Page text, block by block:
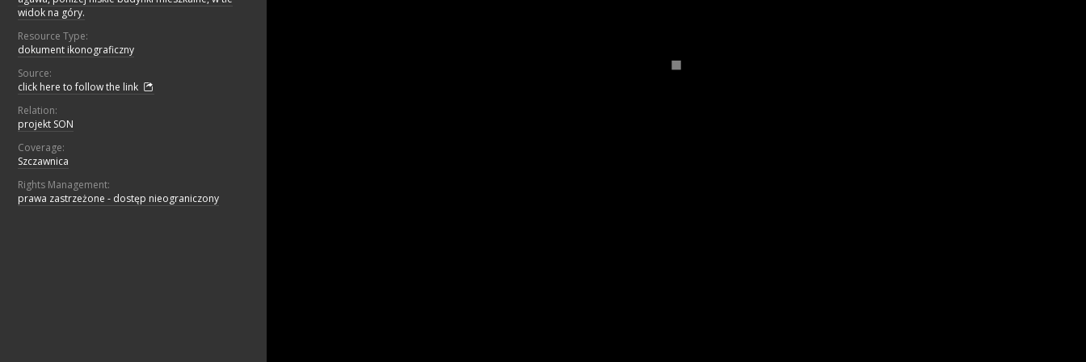
widok na góry.
Resource Type:
dokument ikonograficzny
Source:
click here to follow the link
Relation:
projekt SON
Coverage:
Szczawnica
Rights Management:
prawa zastrzeżone - dostęp nieograniczony